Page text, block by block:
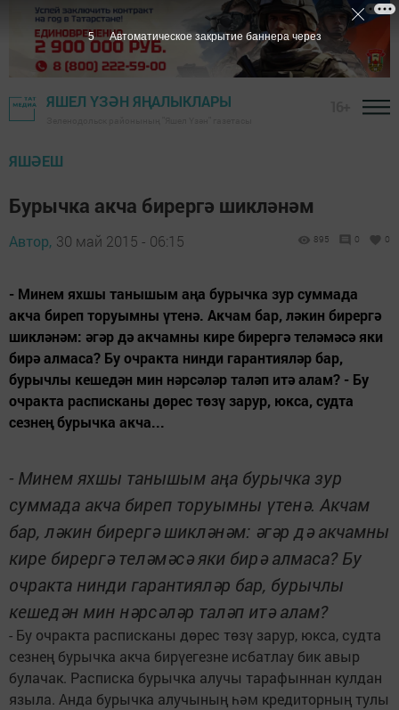
ЯШЕЛ ҮЗӘН ЯҢАЛЫКЛАРЫ
ЯШӘЕШ
Бурычка акча бирергә шикләнәм
Автор, 30 май 2015 - 06:15 895 0 0
- Минем яхшы танышым аңа бурычка зур суммада
акча биреп торуымны үтенә. Акчам бар, ләкин бирергә
шикләнәм: әгәр дә акчамны кире бирергә теләмәсә яки
бирә алмаса? Бу очракта нинди гарантияләр бар,
бурычлы кешедән мин нәрсәләр таләп итә алам? - Бу
очракта расписканы дөрес төзү зарур, юкса, судта
сезнең бурычка акча...
- Минем яхшы танышым аңа бурычка зур
суммада акча биреп торуымны үтенә. Акчам
бар, ләкин бирергә шикләнәм: әгәр дә акчамны
кире бирергә теләмәсә яки бирә алмаса? Бу
очракта нинди гарантияләр бар, бурычлы
кешедән мин нәрсәләр таләп итә алам?
- Бу очракта расписканы дөрес төзү зарур, юкса, судта
сезнең бурычка акча бирүегезне исбатлау бик авыр
булачак. Расписка бурычка алучы тарафыннан кулдан
языла. Анда бурычка алучының һәм кредиторның тулы
5 Автоматическое закрытие баннера через